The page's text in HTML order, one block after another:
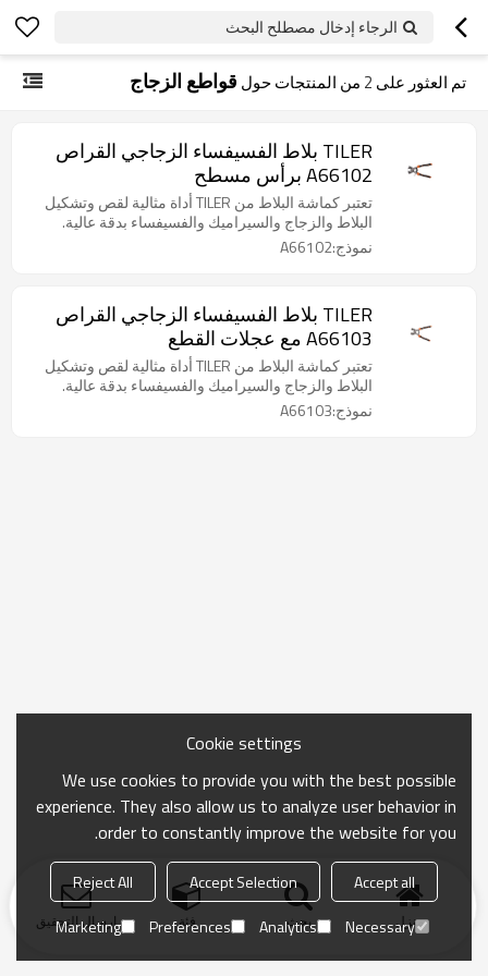
الرجاء إدخال مصطلح البحث
تم العثور على 2 من المنتجات حول قواطع الزجاج
TILER بلاط الفسيفساء الزجاجي القراص
A66102 برأس مسطح
تعتبر كماشة البلاط من TILER أداة مثالية لقص وتشكيل
البلاط والزجاج والسيراميك والفسيفساء بدقة عالية.
نموذج:A66102
TILER بلاط الفسيفساء الزجاجي القراص
A66103 مع عجلات القطع
تعتبر كماشة البلاط من TILER أداة مثالية لقص وتشكيل
البلاط والزجاج والسيراميك والفسيفساء بدقة عالية.
نموذج:A66103
منزل بحث فئة ارسال التحقيق
Cookie settings
We use cookies to provide you with the best possible
experience. They also allow us to analyze user behavior in
order to constantly improve the website for you.
Accept all
Accept Selection
Reject All
Necessary
Analytics
Preferences
Marketing